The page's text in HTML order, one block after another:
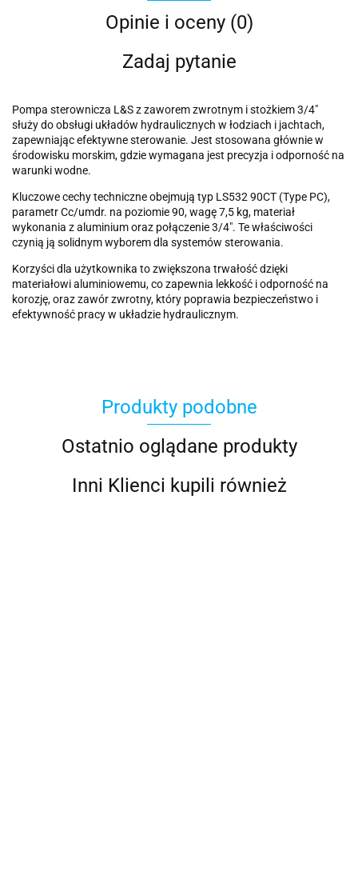
Opinie i oceny (0)
Zadaj pytanie
Pompa sterownicza L&S z zaworem zwrotnym i stożkiem 3/4"
służy do obsługi układów hydraulicznych w łodziach i jachtach,
zapewniając efektywne sterowanie. Jest stosowana głównie w
środowisku morskim, gdzie wymagana jest precyzja i odporność na
warunki wodne.
Kluczowe cechy techniczne obejmują typ LS532 90CT (Type PC),
parametr Cc/umdr. na poziomie 90, wagę 7,5 kg, materiał
wykonania z aluminium oraz połączenie 3/4". Te właściwości
czynią ją solidnym wyborem dla systemów sterowania.
Korzyści dla użytkownika to zwiększona trwałość dzięki
materiałowi aluminiowemu, co zapewnia lekkość i odporność na
korozję, oraz zawór zwrotny, który poprawia bezpieczeństwo i
efektywność pracy w układzie hydraulicznym.
Produkty podobne
Ostatnio oglądane produkty
Inni Klienci kupili również